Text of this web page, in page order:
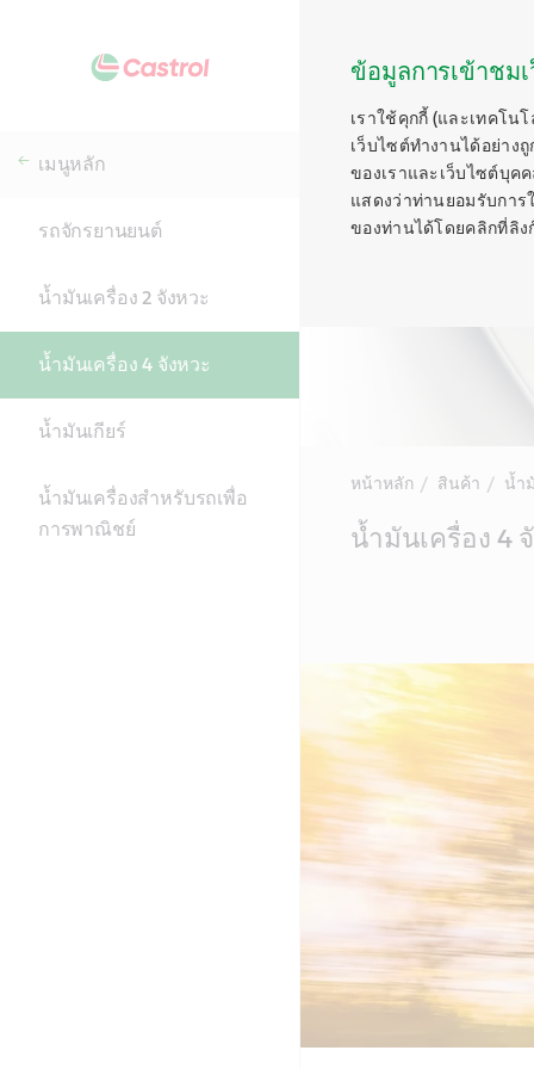
ข้อมูลการเข้าชม
เราใช้คุกกี้ (และเทคโน
เว็บไซต์ทำงานได้อย่าง
ของเราและเว็บไซต์บุค
แสดงว่าท่านยอมรับการ
ของท่านได้โดยคลิกที่ลิง
เมนูหลัก
รถจักรยานยนต์
น้ำมันเครื่อง 2 จังหวะ
น้ำมันเครื่อง 4 จังหวะ
น้ำมันเกียร์
น้ำมันเครื่องสำหรับรถเพื่อ
การพาณิชย์
หน้าหลัก สินค้า น้ำ
Contentน้ำมันเครื่อง 4